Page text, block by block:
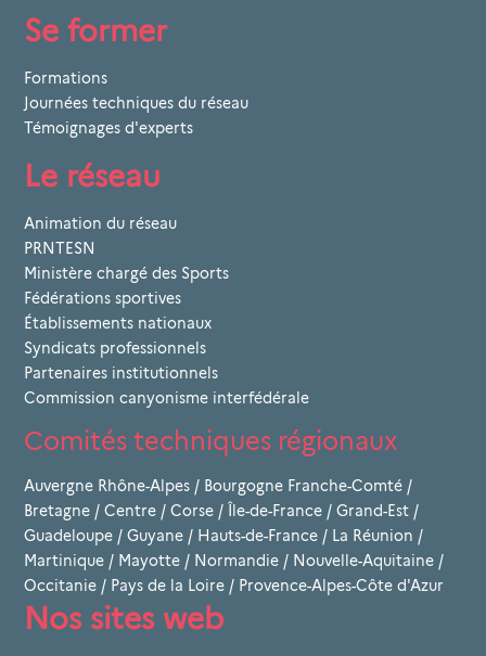
Se former
Formations
Journées techniques du réseau
Témoignages d'experts
Le réseau
Animation du réseau
PRNTESN
Ministère chargé des Sports
Fédérations sportives
Établissements nationaux
Syndicats professionnels
Partenaires institutionnels
Commission canyonisme interfédérale
Comités techniques régionaux
Auvergne Rhône-Alpes / Bourgogne Franche-Comté /
Bretagne / Centre / Corse / Île-de-France / Grand-Est /
Guadeloupe / Guyane / Hauts-de-France / La Réunion /
Martinique / Mayotte / Normandie / Nouvelle-Aquitaine /
Occitanie / Pays de la Loire / Provence-Alpes-Côte d'Azur
Nos sites web